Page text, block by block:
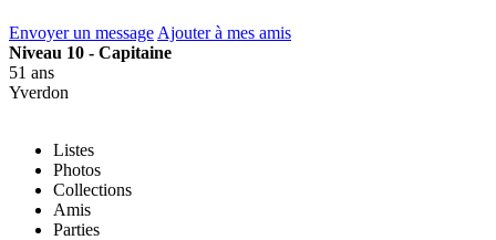
Envoyer un message Ajouter à mes amis
Niveau 10 - Capitaine
51 ans
Yverdon
Listes
Photos
Collections
Amis
Parties